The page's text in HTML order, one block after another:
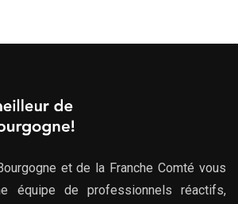
à
et de la Franche Comté vous
équipe de professionnels réactifs,